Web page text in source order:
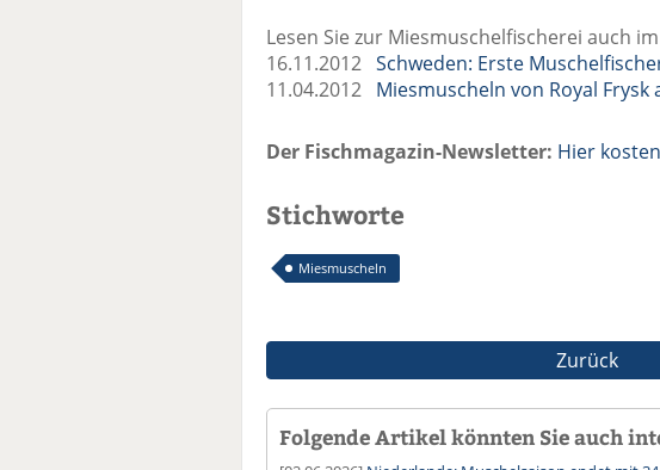
Lesen Sie zur Miesmuschelfischerei auch
16.11.2012 Schweden: Erste
11.04.2012 Miesmuscheln von Royal Frysk
Der Fischmagazin-Newsletter: Hier
Stichworte
Miesmuscheln
Zurück
Folgende Artikel könnten Sie auch